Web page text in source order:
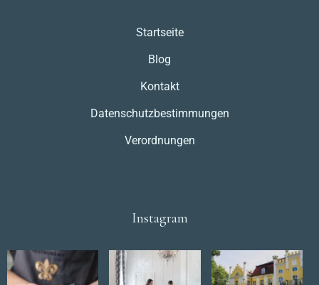
Startseite
Blog
Kontakt
Datenschutzbestimmungen
Verordnungen
Instagram